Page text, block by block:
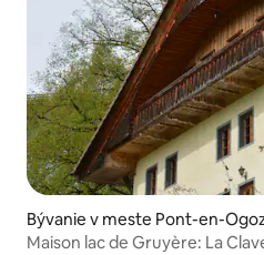
Bývanie v meste Pont-en-
Maison lac de Gruyère: La